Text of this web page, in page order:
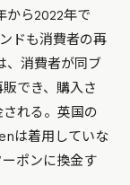
から2022年で
ドも消費者の再
消費者が同ブ
でき、購入さ
れる。英国の
は着用していな
ポンに換金す